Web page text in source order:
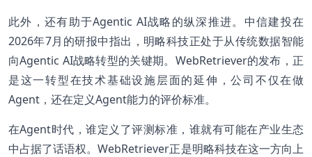
此外，还有助于Agentic AI战略的纵深推进。中信建投在
2026年7月的研报中指出，明略科技正处于从传统数据智能
向Agentic AI战略转型的关键期。WebRetriever的发布，正
是这一转型在技术基础设施层面的延伸，公司不仅在做
Agent，还在定义Agent能力的评价标准。
在Agent时代，谁定义了评测标准，谁就有可能在产业生态
中占据了话语权。WebRetriever正是明略科技在这一方向上